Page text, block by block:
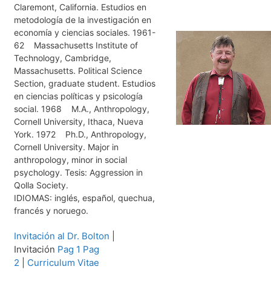
Claremont, California. Estudios en
metodología de la investigación en
economía y ciencias sociales. 1961-
62 Massachusetts Institute of
Technology, Cambridge,
Massachusetts. Political Science
Section, graduate student. Estudios
en ciencias políticas y psicología
social. 1968 M.A., Anthropology,
Cornell University, Ithaca, Nueva
York. 1972 Ph.D., Anthropology,
Cornell University. Major in
anthropology, minor in social
psychology. Tesis: Aggression in
Qolla Society.
IDIOMAS: inglés, español, quechua,
francés y noruego.
Invitación al Dr. Bolton​
Invitación Pag 1 Pag
2
Curriculum Vitae